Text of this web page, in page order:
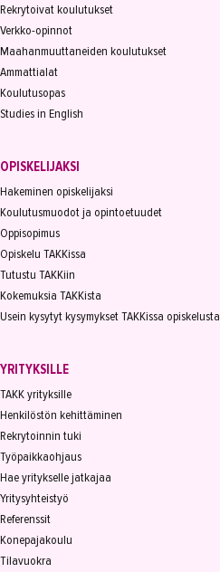
Rekrytoivat koulutukset
Verkko-opinnot
Maahanmuuttaneiden koulutukset
Ammattialat
Koulutusopas
Studies in English
OPISKELIJAKSI
Hakeminen opiskelijaksi
Koulutusmuodot ja opintoetuudet
Oppisopimus
Opiskelu TAKKissa
Tutustu TAKKiin
Kokemuksia TAKKista
Usein kysytyt kysymykset TAKKissa opiskelusta
YRITYKSILLE
TAKK yrityksille
Henkilöstön kehittäminen
Rekrytoinnin tuki
Työpaikkaohjaus
Hae yritykselle jatkajaa
Yritysyhteistyö
Referenssit
Konepajakoulu
Tilavuokra